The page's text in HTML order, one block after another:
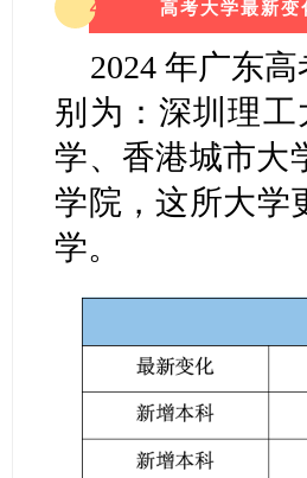
4 高考大学最新变
2024 年广东
别为：深圳理
学、香港城市大
学院，这所大学
学。